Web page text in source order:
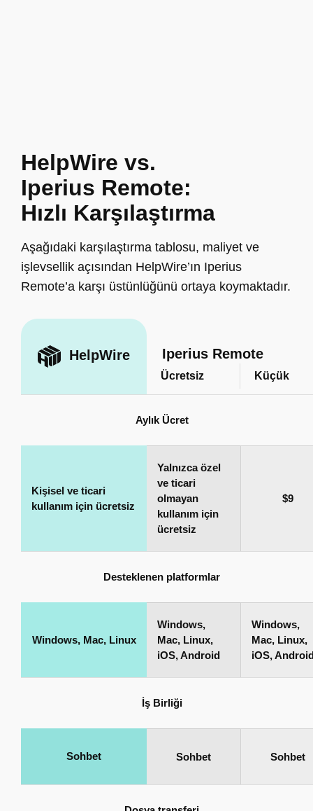
HelpWire vs.
Iperius Remote:
Hızlı Karşılaştırma
Aşağıdaki karşılaştırma tablosu, maliyet ve
işlevsellik açısından HelpWire’ın Iperius
Remote’a karşı üstünlüğünü ortaya koymaktadır.
HelpWire Iperius Remote
Ücretsiz Küçük
Aylık Ücret
Kişisel ve ticari
kullanım için ücretsiz
Yalnızca özel
ve ticari
olmayan
kullanım için
ücretsiz
$9
Desteklenen platformlar
Windows, Mac, Linux
Windows,
Mac, Linux,
iOS, Android
Windows,
Mac, Linux,
iOS,
İş Birliği
Sohbet Sohbet Sohbet